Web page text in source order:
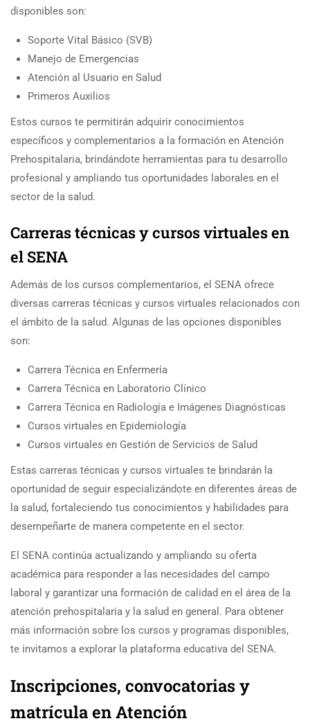
disponibles son:
Soporte Vital Básico (SVB)
Manejo de Emergencias
Atención al Usuario en Salud
Primeros Auxilios
Estos cursos te permitirán adquirir conocimientos
específicos y complementarios a la formación en Atención
Prehospitalaria, brindándote herramientas para tu desarrollo
profesional y ampliando tus oportunidades laborales en el
sector de la salud.
Carreras técnicas y cursos virtuales en
el SENA
Además de los cursos complementarios, el SENA ofrece
diversas carreras técnicas y cursos virtuales relacionados con
el ámbito de la salud. Algunas de las opciones disponibles
son:
Carrera Técnica en Enfermería
Carrera Técnica en Laboratorio Clínico
Carrera Técnica en Radiología e Imágenes Diagnósticas
Cursos virtuales en Epidemiología
Cursos virtuales en Gestión de Servicios de Salud
Estas carreras técnicas y cursos virtuales te brindarán la
oportunidad de seguir especializándote en diferentes áreas de
la salud, fortaleciendo tus conocimientos y habilidades para
desempeñarte de manera competente en el sector.
El SENA continúa actualizando y ampliando su oferta
académica para responder a las necesidades del campo
laboral y garantizar una formación de calidad en el área de la
atención prehospitalaria y la salud en general. Para obtener
más información sobre los cursos y programas disponibles,
te invitamos a explorar la plataforma educativa del SENA.
Inscripciones, convocatorias y
matrícula en Atención